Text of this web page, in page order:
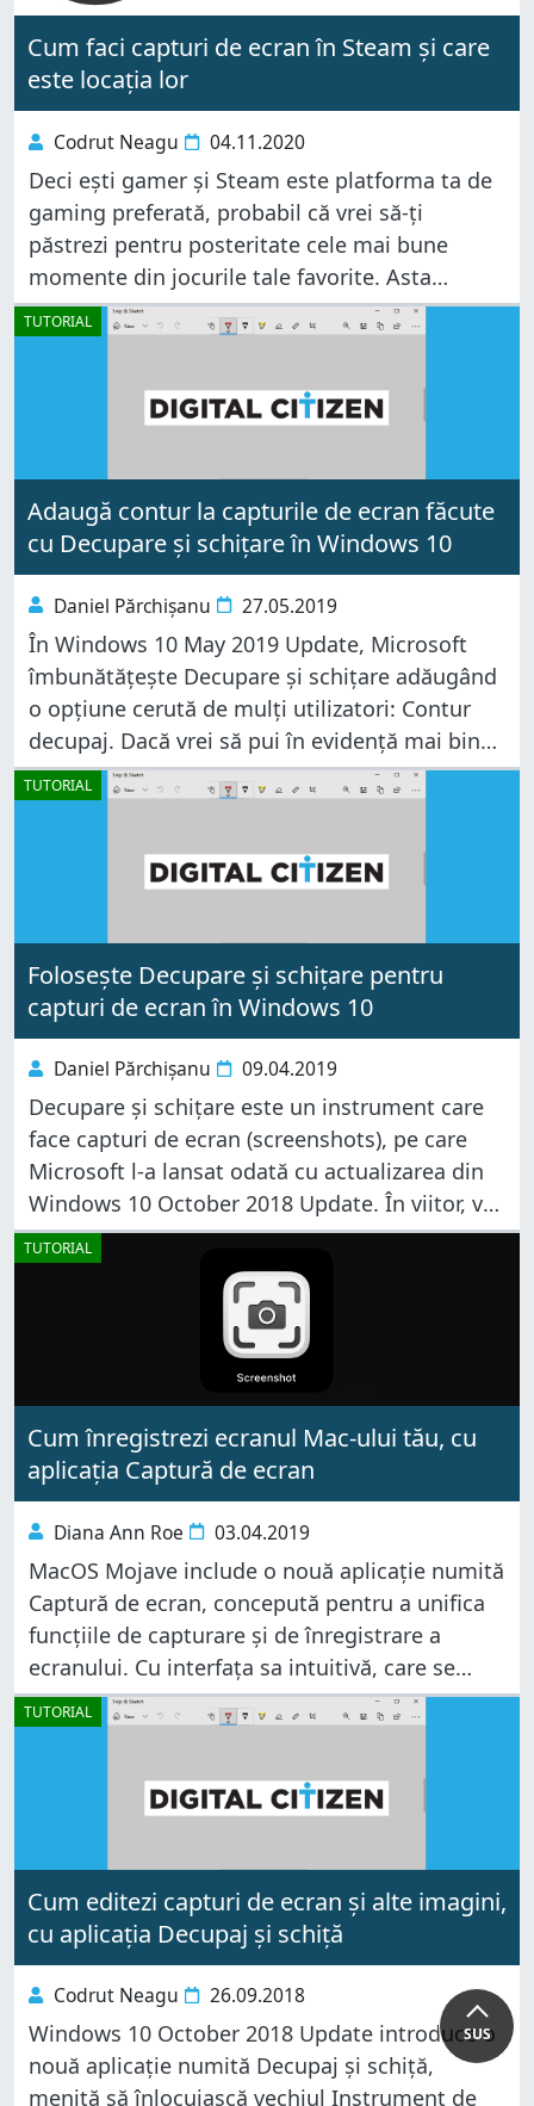
SUS
Cum faci capturi de ecran în Steam și care
este locația lor
Codrut Neagu 04.11.2020
Deci ești gamer și Steam este platforma ta de
gaming preferată, probabil că vrei să-ți
păstrezi pentru posteritate cele mai bune
momente din jocurile tale favorite. Asta
înseamnă că vrei să faci capturi de ecran în
timp ce te joci.
TUTORIAL
Adaugă contur la capturile de ecran făcute
cu Decupare și schițare în Windows 10
Daniel Părchișanu 27.05.2019
În Windows 10 May 2019 Update, Microsoft
îmbunătățește Decupare și schițare adăugând
o opțiune cerută de mulți utilizatori: Contur
decupaj. Dacă vrei să pui în evidență mai bine
capturile tale de ecran și să le trasezi o
delimitare clară, conturul
TUTORIAL
Folosește Decupare și schițare pentru
capturi de ecran în Windows 10
Daniel Părchișanu 09.04.2019
Decupare și schițare este un instrument care
face capturi de ecran (screenshots), pe care
Microsoft l-a lansat odată cu actualizarea din
Windows 10 October 2018 Update. În viitor, va
înlocui Instrumentul de decupare, dar pentru
moment cele două aplicații coexistă
TUTORIAL
Cum înregistrezi ecranul Mac-ului tău, cu
aplicația Captură de ecran
Diana Ann Roe 03.04.2019
MacOS Mojave include o nouă aplicație numită
Captură de ecran, concepută pentru a unifica
funcțiile de capturare și de înregistrare a
ecranului. Cu interfața sa intuitivă, care se
suprapune peste ecran, aplicația înlesnește
înregistrarea ecranului tău, indiferent dacă ai
TUTORIAL
Cum editezi capturi de ecran și alte imagini,
cu aplicația Decupaj și schiță
Codrut Neagu 26.09.2018
Windows 10 October 2018 Update introduce o
nouă aplicație numită Decupaj și schiță,
menită să înlocuiască vechiul Instrument de